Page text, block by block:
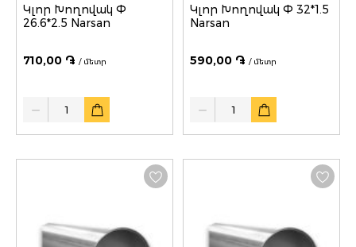
Կլոր Խողովակ Փ
26.6*2.5 Narsan
710,00 ֏ / մետր
Quantity
Կլոր Խողովակ Փ 32*1.5
Narsan
590,00 ֏ / մետր
Quantity